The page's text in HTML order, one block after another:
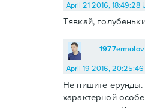
April 21 2016, 18:49:28
Тявкай,
1977ermolov
April 19 2016, 20:25:46
Не пишите ерунды.
характерной